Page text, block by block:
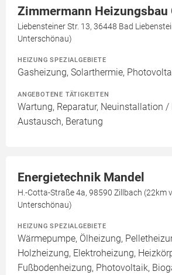
Zimmermann Heizungsbau
Liebensteiner Str. 13, 36448 Bad
Unterschönau)
HEIZUNG SPEZIALGEBIETE
Gasheizung, Solarthermie,
ANGEBOTENE TÄTIGKEITEN
Wartung, Reparatur, Neuinstallation /
Austausch, Beratung
Energietechnik Mandel
H.-Cotta-Straße 4a, 98590 Zillbach (22km
Unterschönau)
HEIZUNG SPEZIALGEBIETE
Wärmepumpe, Ölheizung,
Holzheizung, Elektroheizung,
Fußbodenheizung, Photovoltaik,